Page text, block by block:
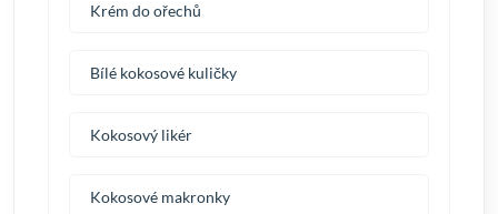
Krém do ořechů
Bílé kokosové kuličky
Kokosový likér
Kokosové makronky